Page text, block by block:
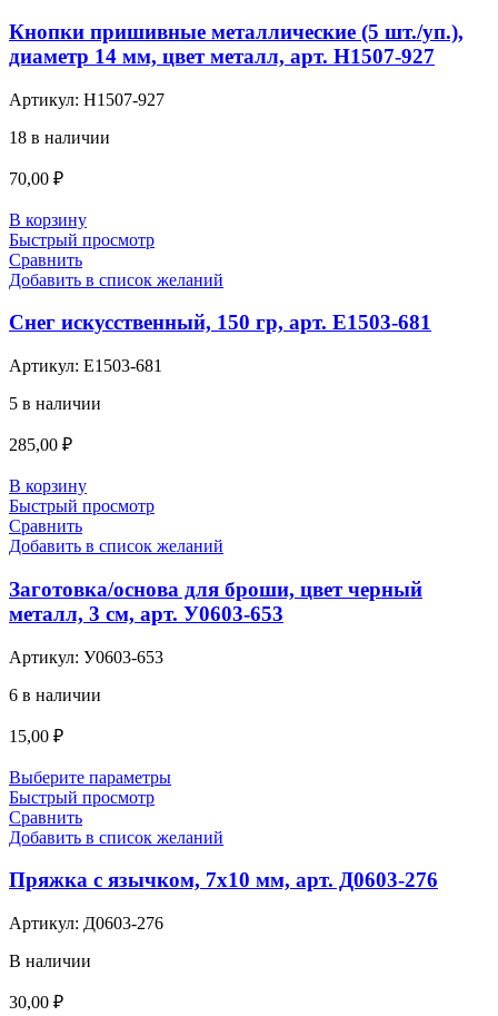
Кнопки пришивные металлические (5 шт./уп.),
диаметр 14 мм, цвет металл, арт. H1507-927
Артикул: H1507-927
18 в наличии
70,00 ₽
В корзину
Быстрый просмотр
Сравнить
Добавить в список желаний
Снег искусственный, 150 гр, арт. Е1503-681
Артикул: Е1503-681
5 в наличии
285,00 ₽
В корзину
Быстрый просмотр
Сравнить
Добавить в список желаний
Заготовка/основа для броши, цвет черный
металл, 3 см, арт. У0603-653
Артикул: У0603-653
6 в наличии
15,00 ₽
Выберите параметры
Быстрый просмотр
Сравнить
Добавить в список желаний
Пряжка с язычком, 7х10 мм, арт. Д0603-276
Артикул: Д0603-276
В наличии
30,00 ₽